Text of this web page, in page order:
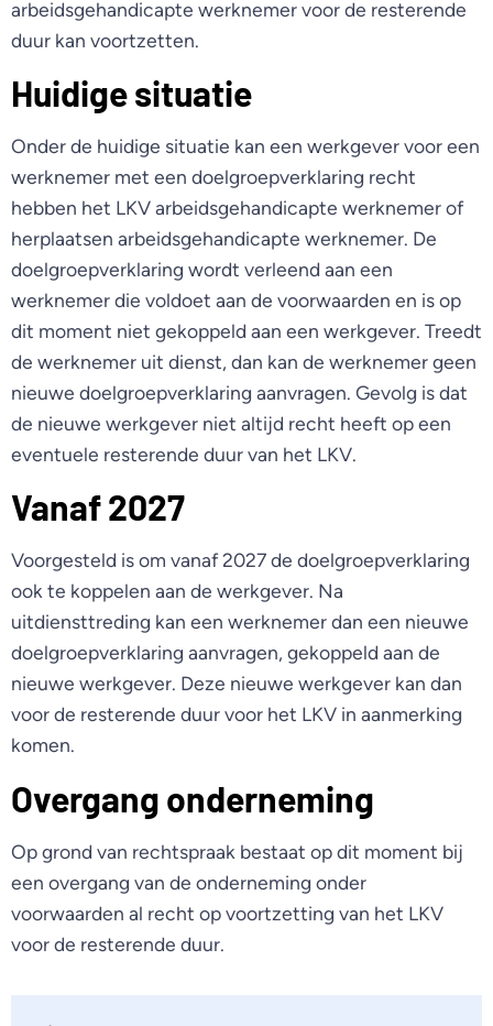
arbeidsgehandicapte werknemer voor de resterende
duur kan voortzetten.
Huidige situatie
Onder de huidige situatie kan een werkgever voor een
werknemer met een doelgroepverklaring recht
hebben het LKV arbeidsgehandicapte werknemer of
herplaatsen arbeidsgehandicapte werknemer. De
doelgroepverklaring wordt verleend aan een
werknemer die voldoet aan de voorwaarden en is op
dit moment niet gekoppeld aan een werkgever. Treedt
de werknemer uit dienst, dan kan de werknemer geen
nieuwe doelgroepverklaring aanvragen. Gevolg is dat
de nieuwe werkgever niet altijd recht heeft op een
eventuele resterende duur van het LKV.
Vanaf 2027
Voorgesteld is om vanaf 2027 de doelgroepverklaring
ook te koppelen aan de werkgever. Na
uitdiensttreding kan een werknemer dan een nieuwe
doelgroepverklaring aanvragen, gekoppeld aan de
nieuwe werkgever. Deze nieuwe werkgever kan dan
voor de resterende duur voor het LKV in aanmerking
komen.
Overgang onderneming
Op grond van rechtspraak bestaat op dit moment bij
een overgang van de onderneming onder
voorwaarden al recht op voortzetting van het LKV
voor de resterende duur.